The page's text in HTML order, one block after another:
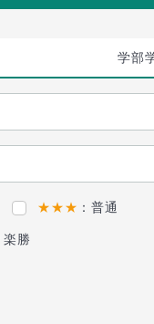
学部
★★★ ：普通
楽勝